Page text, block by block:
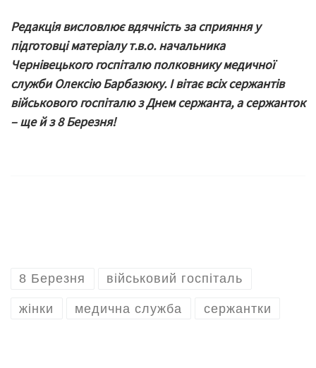
Редакція висловлює вдячність за сприяння у
підготовці матеріалу т.в.о. начальника
Чернівецького госпіталю полковнику медичної
служби Олексію Барбазюку. І вітає всіх сержантів
військового госпіталю з Днем сержанта, а сержанток
– ще й з 8 Березня!
8 Березня військовий госпіталь
жінки медична служба сержантки